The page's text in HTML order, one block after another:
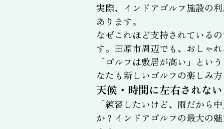
実際、インドアゴルフ施設の
あります。
なぜこれほど支持されている
す。田原市周辺でも、おしゃ
「ゴルフは敷居が高い」とい
なたも新しいゴルフの楽しみ
天候・時間に左右されな
「練習したいけど、雨だか
か？インドアゴルフの最大の魅